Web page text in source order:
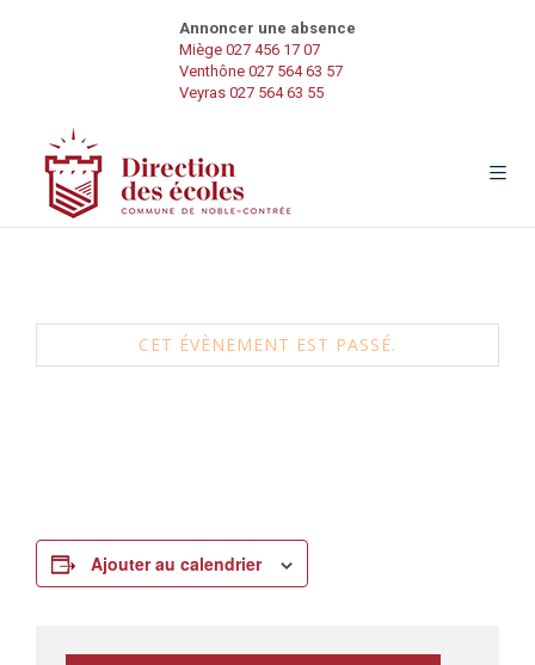
Annoncer une absence
Miège 027 456 17 07
Venthône 027 564 63 57
Veyras 027 564 63 55
CET ÉVÈNEMENT EST PASSÉ.
12 ans
17 juillet 2025 à 9h30-11h00
Ajouter au calendrier